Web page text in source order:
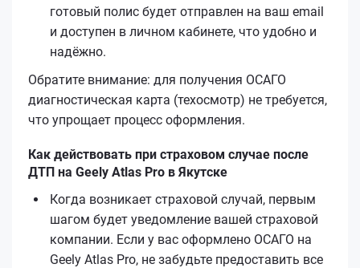
готовый полис будет отправлен на ваш email
и доступен в личном кабинете, что удобно и
надёжно.
Обратите внимание: для получения ОСАГО
диагностическая карта (техосмотр) не требуется,
что упрощает процесс оформления.
Как действовать при страховом случае после
ДТП на Geely Atlas Pro в Якутске
Когда возникает страховой случай, первым
шагом будет уведомление вашей страховой
компании. Если у вас оформлено ОСАГО на
Geely Atlas Pro, не забудьте предоставить все